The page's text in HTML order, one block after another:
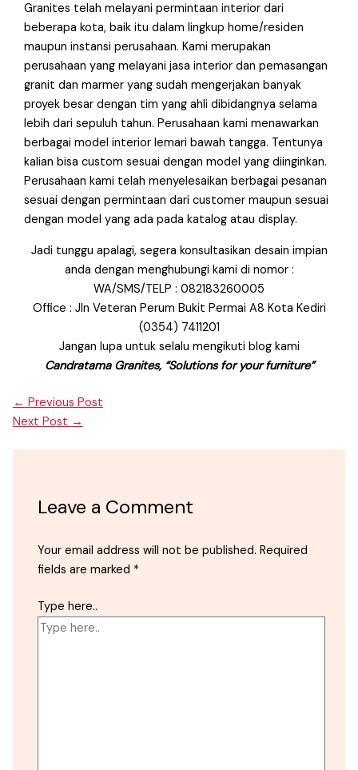
Granites telah melayani permintaan interior dari
beberapa kota, baik itu dalam lingkup home/residen
maupun instansi perusahaan. Kami merupakan
perusahaan yang melayani jasa interior dan pemasangan
granit dan marmer yang sudah mengerjakan banyak
proyek besar dengan tim yang ahli dibidangnya selama
lebih dari sepuluh tahun. Perusahaan kami menawarkan
berbagai model interior lemari bawah tangga. Tentunya
kalian bisa custom sesuai dengan model yang diinginkan.
Perusahaan kami telah menyelesaikan berbagai pesanan
sesuai dengan permintaan dari customer maupun sesuai
dengan model yang ada pada katalog atau display.
Jadi tunggu apalagi, segera konsultasikan desain impian
anda dengan menghubungi kami di nomor :
WA/SMS/TELP : 082183260005
Office : Jln Veteran Perum Bukit Permai A8 Kota Kediri
(0354) 7411201
Jangan lupa untuk selalu mengikuti blog kami
Candratama Granites, “Solutions for your furniture”
← Previous Post
Next Post →
Leave a Comment
Your email address will not be published. Required
fields are marked *
Type here..